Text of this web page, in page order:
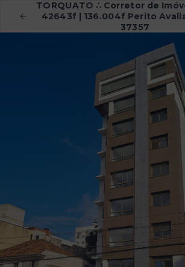
TORQUATO ∴ Corretor de
42643f | 136.004f Perito
37357